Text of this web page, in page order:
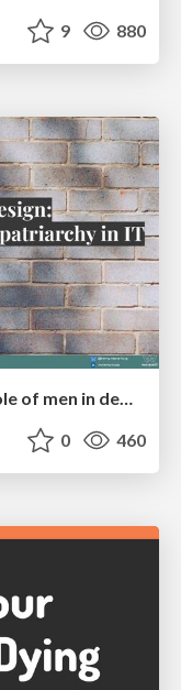
9 880
Effective software design: The role of men in debugging patriarchy in IT @ Voxxed Days AMS
0 460